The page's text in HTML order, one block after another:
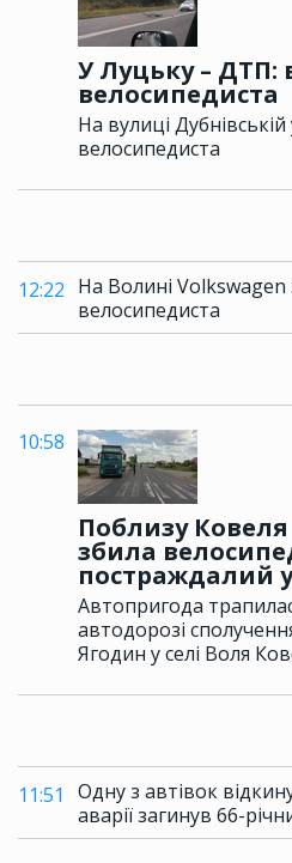
У Луцьку – ДТП:
велосипедиста
На вулиці
велосипедиста
12:22 На Волині Volkswagen
велосипедиста
10:58
Поблизу
збила
постраждалий у
Автопригода
автодорозі
Ягодин у селі Воля
11:51
Одну з автівок
аварії загинув 66-